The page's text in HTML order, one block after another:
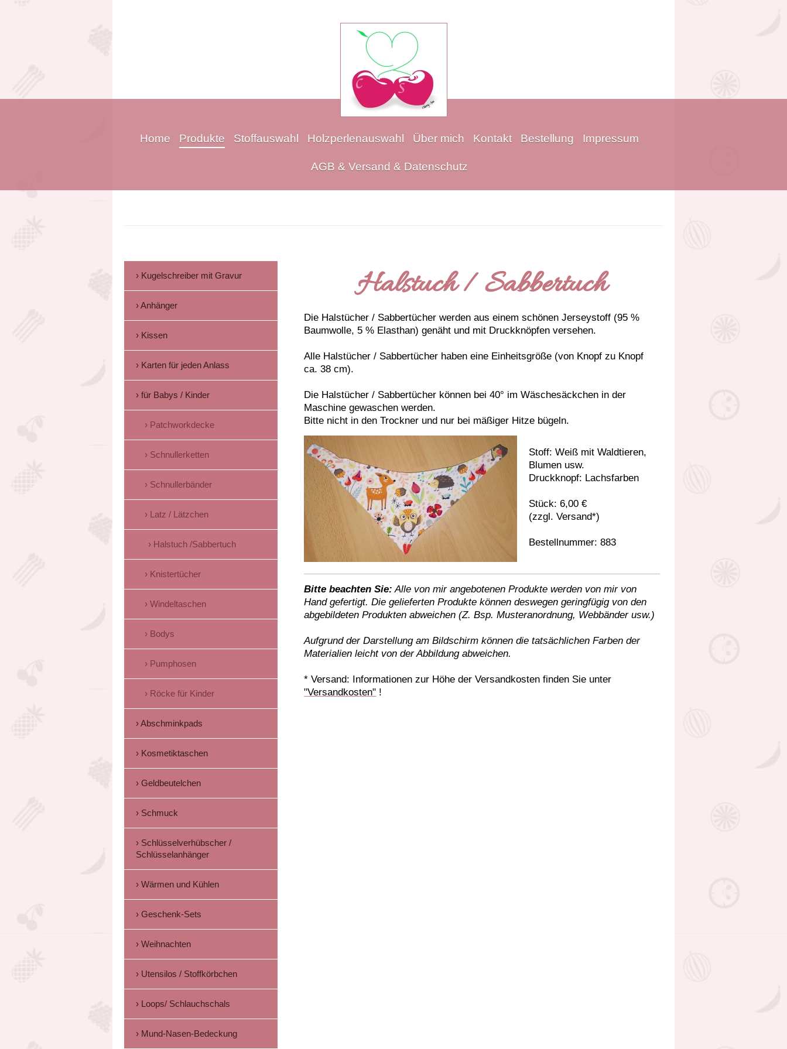
Home Produkte Stoffauswahl Holzperlenauswahl Über mich Kontakt Bestellung Impressum
AGB & Versand & Datenschutz
Halstuch / Sabbertuch
Die Halstücher / Sabbertücher werden aus einem schönen Jerseystoff (95 %
Baumwolle, 5 % Elasthan) genäht und mit Druckknöpfen versehen.
Alle Halstücher / Sabbertücher haben eine Einheitsgröße (von Knopf zu Knopf
ca. 38 cm).
Die Halstücher / Sabbertücher können bei 40° im Wäschesäckchen in der
Maschine gewaschen werden.
Bitte nicht in den Trockner und nur bei mäßiger Hitze bügeln.
Stoff: Weiß mit Waldtieren,
Blumen usw.
Druckknopf: Lachsfarben
Stück: 6,00 €
(zzgl. Versand*)
Bestellnummer: 883
Bitte beachten Sie: Alle von mir angebotenen Produkte werden von mir von
Hand gefertigt. Die gelieferten Produkte können deswegen geringfügig von den
abgebildeten Produkten abweichen (Z. Bsp. Musteranordnung, Webbänder usw.)
Aufgrund der Darstellung am Bildschirm können die tatsächlichen Farben der
Materialien leicht von der Abbildung abweichen.
* Versand: Informationen zur Höhe der Versandkosten finden Sie unter
"Versandkosten" !
Kugelschreiber mit Gravur
Anhänger
Kissen
Karten für jeden Anlass
für Babys / Kinder
Patchworkdecke
Schnullerketten
Schnullerbänder
Latz / Lätzchen
Halstuch /Sabbertuch
Knistertücher
Windeltaschen
Bodys
Pumphosen
Röcke für Kinder
Abschminkpads
Kosmetiktaschen
Geldbeutelchen
Schmuck
Schlüsselverhübscher /
Schlüsselanhänger
Wärmen und Kühlen
Geschenk-Sets
Weihnachten
Utensilos / Stoffkörbchen
Loops/ Schlauchschals
Mund-Nasen-Bedeckung